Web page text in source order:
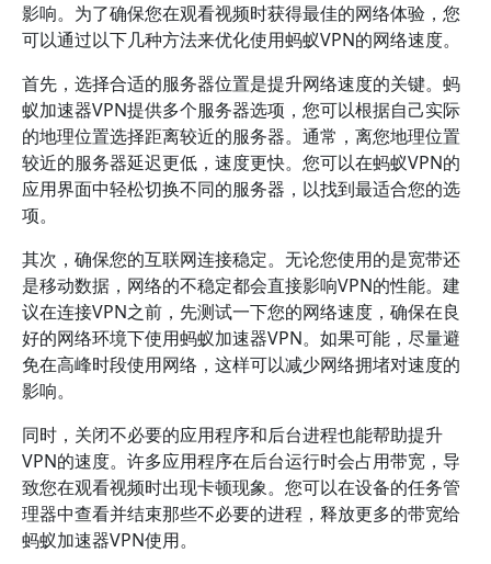
影响。为了确保您在观看视频时获得最佳的网络体验，您
可以通过以下几种方法来优化使用蚂蚁VPN的网络速度。
首先，选择合适的服务器位置是提升网络速度的关键。蚂
蚁加速器VPN提供多个服务器选项，您可以根据自己实际
的地理位置选择距离较近的服务器。通常，离您地理位置
较近的服务器延迟更低，速度更快。您可以在蚂蚁VPN的
应用界面中轻松切换不同的服务器，以找到最适合您的选
项。
其次，确保您的互联网连接稳定。无论您使用的是宽带还
是移动数据，网络的不稳定都会直接影响VPN的性能。建
议在连接VPN之前，先测试一下您的网络速度，确保在良
好的网络环境下使用蚂蚁加速器VPN。如果可能，尽量避
免在高峰时段使用网络，这样可以减少网络拥堵对速度的
影响。
同时，关闭不必要的应用程序和后台进程也能帮助提升
VPN的速度。许多应用程序在后台运行时会占用带宽，导
致您在观看视频时出现卡顿现象。您可以在设备的任务管
理器中查看并结束那些不必要的进程，释放更多的带宽给
蚂蚁加速器VPN使用。